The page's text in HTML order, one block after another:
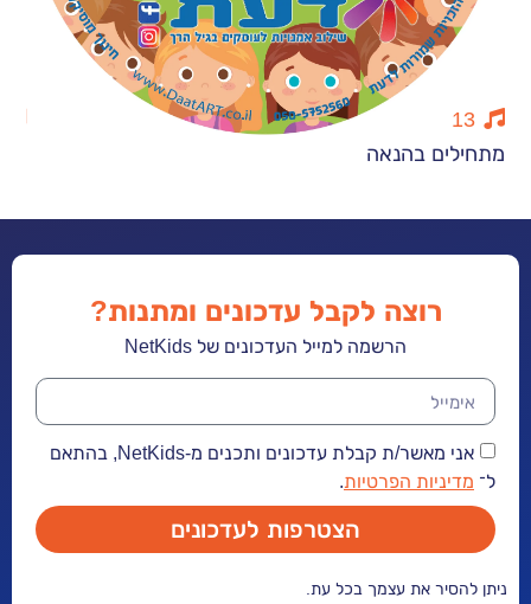
בהנאה
רוצה לקבל עדכונים ומתנות?
הרשמה למייל העדכונים של NetKids
אני מאשר/ת קבלת עדכונים ותכנים מ-NetKids, בהתאם
הפרטיות.
הצטרפות לעדכונים
את עצמך בכל עת.